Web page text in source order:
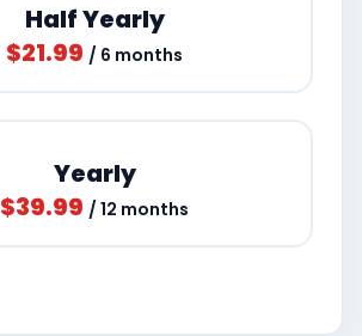
Half Yearly
$21.99 / 6 months
Yearly
$39.99 / 12 months